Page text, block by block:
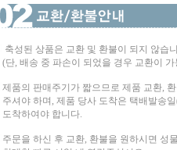
축성된 상품은 교환 및 환불이 되지 않습
(단, 배송 중 파손이 되었을 경우 교환이
제품의 판매주기가 짧으므로 제품 교환,
주셔야 하며, 제품 당사 도착은 택배발송
도착하여야 합니다.
주문을 하신 후 교환, 환불을 원하시면 성